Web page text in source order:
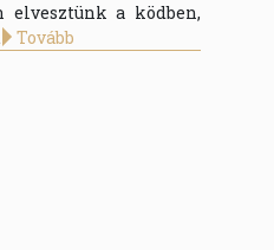
elvesztünk a ködben,
Tovább